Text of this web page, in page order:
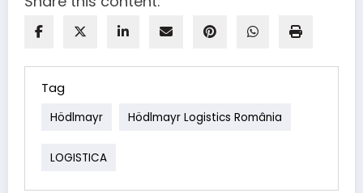
Tag
Hödlmayr Hödlmayr Logistics România
LOGISTICA